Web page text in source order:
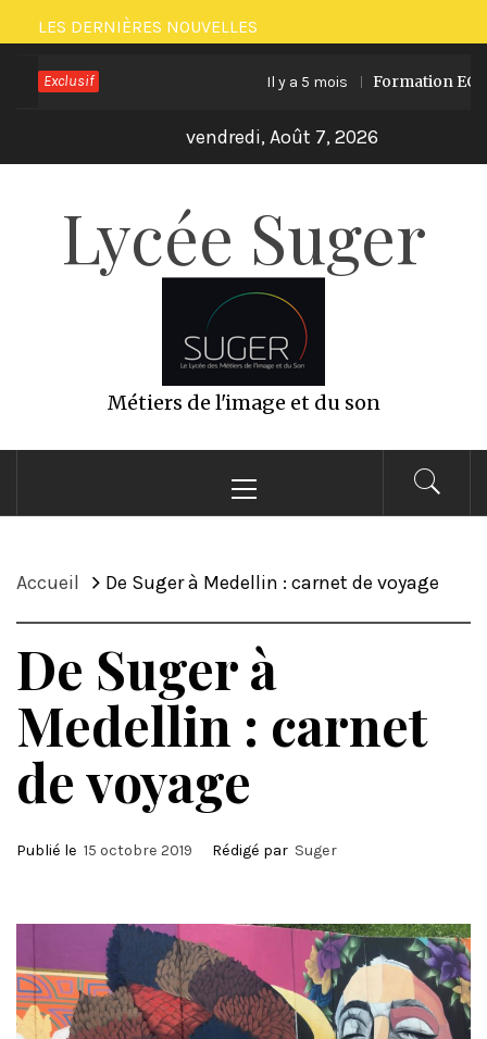
Passer
au
contenu
LES DERNIÈRES NOUVELLES
Exclusif Il y a 5 mois Formation ECO
vendredi, Août 7, 2026
Lycée Suger
Métiers de l'image et du son
principal
Accueil De Suger à Medellin : carnet de voyage
De Suger à
Medellin : carnet
de voyage
Publié le 15 octobre 2019 Rédigé par Suger